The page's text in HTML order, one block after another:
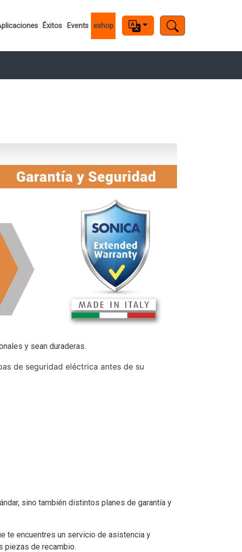
Éxitos Events eshop
y sean duraderas.
de seguridad eléctrica antes de su
sino también distintos planes de garantía y
te encuentres un servicio de asistencia y
piezas de recambio.